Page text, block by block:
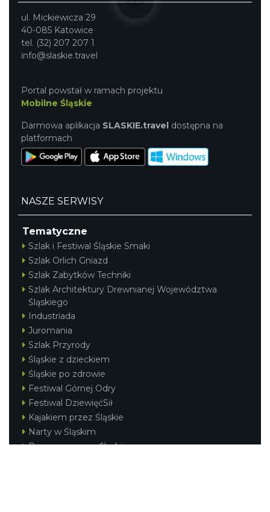
ul. Mickiewicza 29
40-085 Katowice
tel. (32) 207 207 1
info@slaskie.travel
Portal powstał w ramach projektu
Mobilne Śląskie
Darmowa aplikacja SLASKIE.travel dostępna na
platformach
NASZE SERWISY
Tematyczne
Szlak i Festiwal Śląskie Smaki
Szlak Orlich Gniazd
Szlak Zabytków Techniki
Szlak Architektury Drewnianej Województwa
Śląskiego
Industriada
Juromania
Szlak Przyrody
Śląskie z dzieckiem
Śląskie po zdrowie
Festiwal Górnej Odry
Festiwal DziewięćSił
Kajakiem przez Śląskie
Narty w Śląskim
Rowerem przez Śląskie